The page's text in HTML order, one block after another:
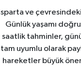
Isparta ve
Günlük yaşamı
saatlik tahminler,
tam uyumlu olarak
hareketler büyük